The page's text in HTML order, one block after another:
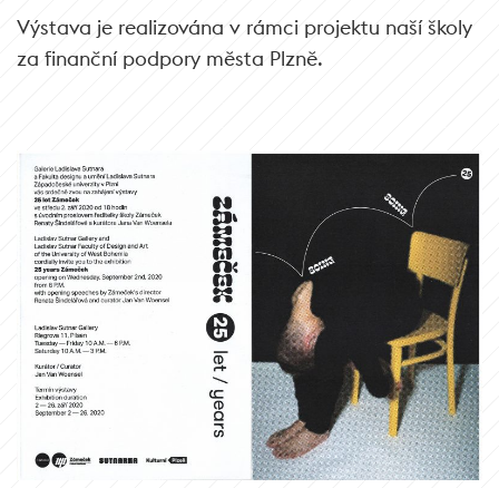
Výstava je realizována v rámci projektu naší školy
za finanční podpory města Plzně.